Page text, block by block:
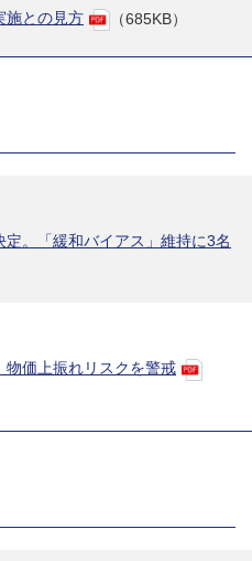
施との見方
（685KB）
。「緩和バイアス」維持に3名
物価上振れリスクを警戒